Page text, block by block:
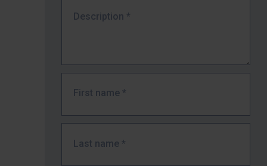
Description *
First name *
Last name *